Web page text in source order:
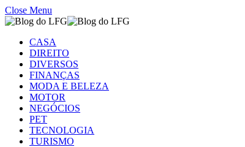
Close Menu
CASA
DIREITO
DIVERSOS
FINANÇAS
MODA E BELEZA
MOTOR
NEGÓCIOS
PET
TECNOLOGIA
TURISMO